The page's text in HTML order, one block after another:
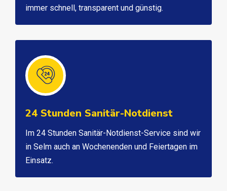
immer schnell, transparent und günstig.
24 Stunden Sanitär-Notdienst
Im 24 Stunden Sanitär-Notdienst-Service sind wir
in Selm auch an Wochenenden und Feiertagen im
Einsatz.